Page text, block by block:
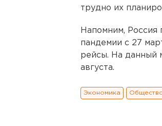
трудно их
Напомним, Россия
пандемии с 27
рейсы. На данный
августа.
Экономика